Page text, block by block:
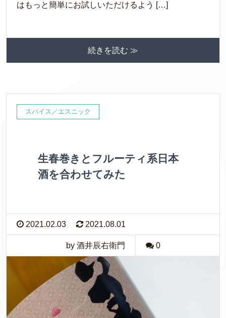
はもっと簡単にお試しいただけるよう […]
続きを読む ≫
スパイス／エスニック
生春巻きとフルーティ系日本
酒を合わせてみた
2021.02.03 2021.08.01
by 酒井辰右衛門 0